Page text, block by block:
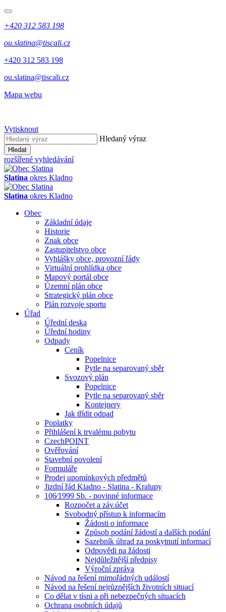
+420 312 583 198
ou.slatina@tiscali.cz
+420 312 583 198
ou.slatina@tiscali.cz
Mapa webu
Vytisknout
Hledaný výraz
Hledat
rozšířené vyhledávání
Slatina okres Kladno
Slatina okres Kladno
Obec
Základní údaje
Historie
Znak obce
Zastupitelstvo obce
Vyhlášky obce, provozní řády
Virtuální prohlídka obce
Mapový portál obce
Územní plán obce
Strategický plán obce
Plán rozvoje sportu
Úřad
Úřední deska
Úřední hodiny
Odpady
Ceník
Popelnice
Pytle na separovaný sběr
Svozový plán
Popelnice
Pytle na separovaný sběr
Kontejnery
Jak třídit odpad
Poplatky
Přihlášení k trvalému pobytu
CzechPOINT
Ověřování
Stavební povolení
Formuláře
Prodej upomínkových předmětů
Jizdní řád Kladno - Slatina - Kralupy
106⁄1999 Sb. - povinné informace
Rozpočet a záv.účet
Svobodný přístup k informacím
Žádosti o informace
Způsob podání žádostí a dalších podání
Sazebník úhrad za poskytnutí informací
Odpovědi na žádosti
Nejdůležitější předpisy
Výroční zpráva
Návod na řešení mimořádných událostí
Návod na řešení nejrůznějších životních situací
Co dělat v tísni a při nebezpečných situacích
Ochrana osobních údajů